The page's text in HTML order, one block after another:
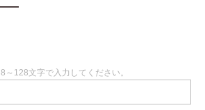
128文字で入力してください。